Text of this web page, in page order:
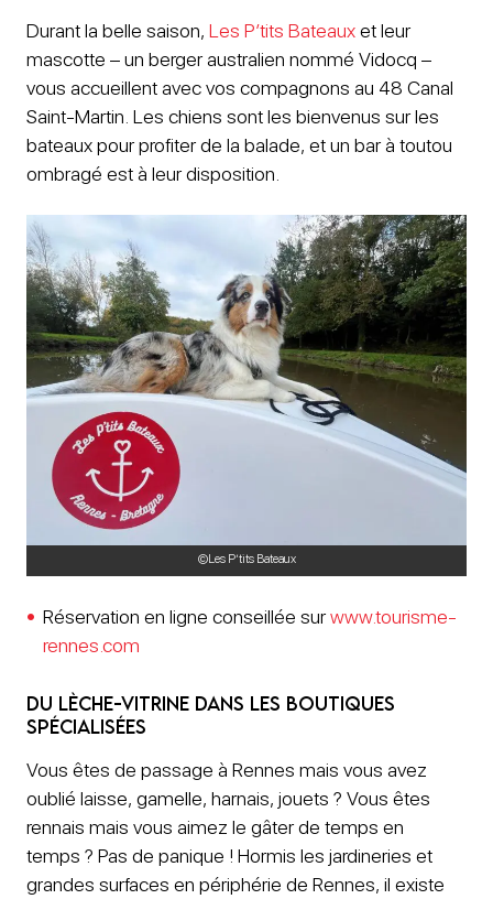
Durant la belle saison, Les P’tits Bateauxet leur
mascotte – un berger australien nommé Vidocq –
vous accueillent avec vos compagnons au 48 Canal
Saint-Martin. Les chiens sont les bienvenus sur les
bateaux pour profiter de la balade, et un bar à toutou
ombragé est à leur disposition.
©Les P’tits Bateaux
Réservation en ligne conseillée surwww.tourisme-
rennes.com
Du lèche-vitrine dans les boutiques
Spécialisées
Vous êtes de passage à Rennes mais vous avez
oublié laisse, gamelle, harnais, jouets ? Vous êtes
rennais mais vous aimez le gâter de temps en
temps ? Pas de panique ! Hormis les jardineries et
grandes surfaces en périphérie de Rennes, il existe